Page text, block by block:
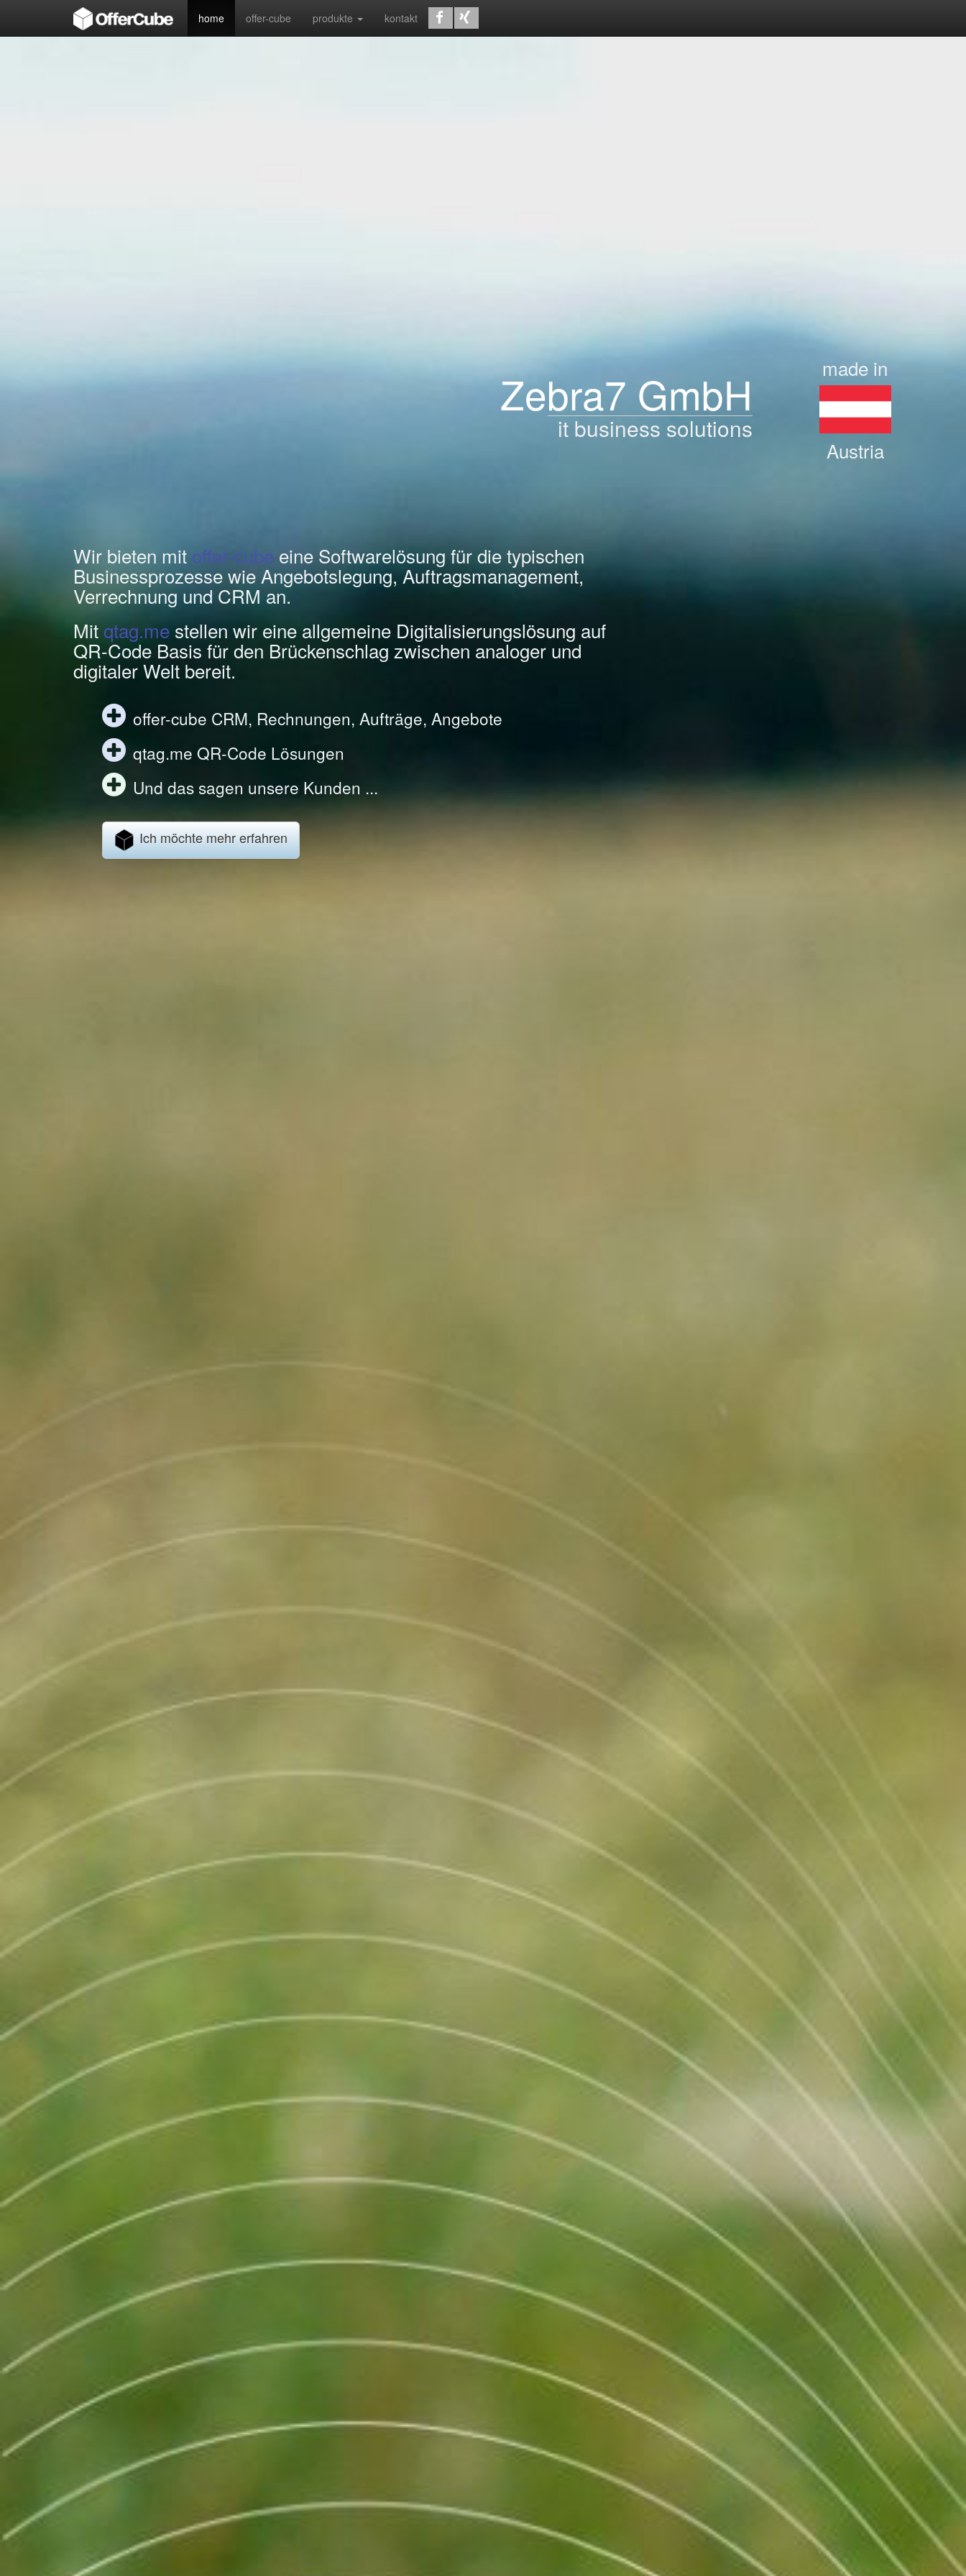
home offer-cube produkte kontakt
Zebra7 GmbH
it business solutions
made in
Austria
Wir bieten mit offer-cube eine Softwarelösung für die typischen
Businessprozesse wie Angebotslegung, Auftragsmanagement,
Verrechnung und CRM an.
Mitqtag.me stellen wir eine allgemeine Digitalisierungslösung auf
QR-Code Basis für den Brückenschlag zwischen analoger und
digitaler Welt bereit.
offer-cube CRM, Rechnungen, Aufträge, Angebote
qtag.me QR-Code Lösungen
Und das sagen unsere Kunden ...
Ich möchte mehr erfahren